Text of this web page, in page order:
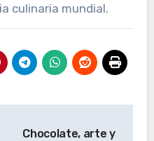
culinaria mundial.
Chocolate, arte y